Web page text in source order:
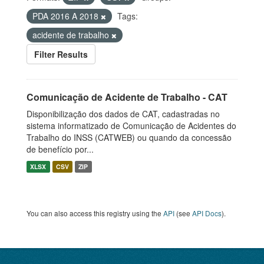
PDA 2016 A 2018
Tags:
acidente de trabalho
Filter Results
Comunicação de Acidente de Trabalho - CAT
Disponibilização dos dados de CAT, cadastradas no
sistema informatizado de Comunicação de Acidentes do
Trabalho do INSS (CATWEB) ou quando da concessão
de benefício por...
XLSX CSV ZIP
You can also access this registry using the API (see API Docs).